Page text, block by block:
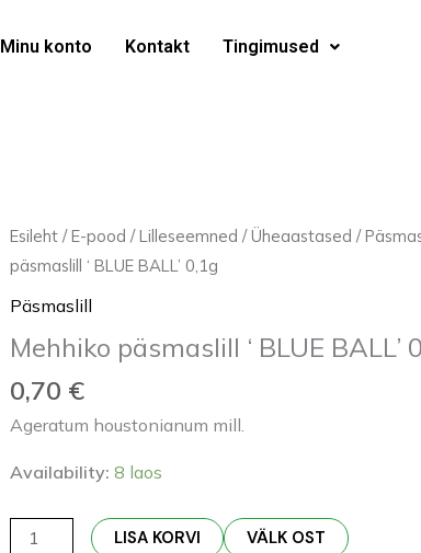
Minu konto Kontakt Tingimused
Esileht /E-pood /Lilleseemned /Üheaastased /
päsmaslill ‘ BLUE BALL’ 0,1g
Päsmaslill
Mehhiko päsmaslill ‘ BLUE BALL’
0,70 €
Ageratum houstonianum mill.
Availability: 8 laos
Mehhiko
päsmaslill
BALL'
0,1g
LISA KORVI VÄLK OST
BALL'